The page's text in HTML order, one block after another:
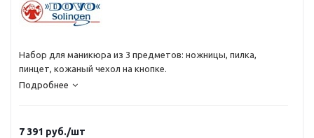
Набор для маникюра из 3 предметов: ножницы, пилка,
пинцет, кожаный чехол на кнопке.
Подробнее
7 391 руб./шт